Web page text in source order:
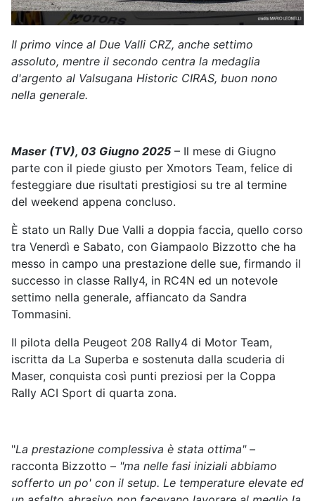
Il primo vince al Due Valli CRZ, anche settimo
assoluto, mentre il secondo centra la medaglia
d'argento al Valsugana Historic CIRAS, buon nono
nella generale.
Maser (TV), 03 Giugno 2025 – Il mese di Giugno
parte con il piede giusto per Xmotors Team, felice di
festeggiare due risultati prestigiosi su tre al termine
del weekend appena concluso.
È stato un Rally Due Valli a doppia faccia, quello corso
tra Venerdì e Sabato, con Giampaolo Bizzotto che ha
messo in campo una prestazione delle sue, firmando il
successo in classe Rally4, in RC4N ed un notevole
settimo nella generale, affiancato da Sandra
Tommasini.
Il pilota della Peugeot 208 Rally4 di Motor Team,
iscritta da La Superba e sostenuta dalla scuderia di
Maser, conquista così punti preziosi per la Coppa
Rally ACI Sport di quarta zona.
"La prestazione complessiva è stata ottima"–
racconta Bizzotto – "ma nelle fasi iniziali abbiamo
sofferto un po' con il setup. Le temperature elevate ed